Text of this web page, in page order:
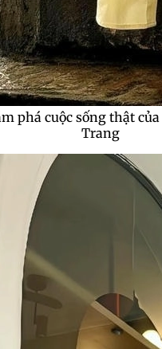
phá cuộc sống thật
Trang